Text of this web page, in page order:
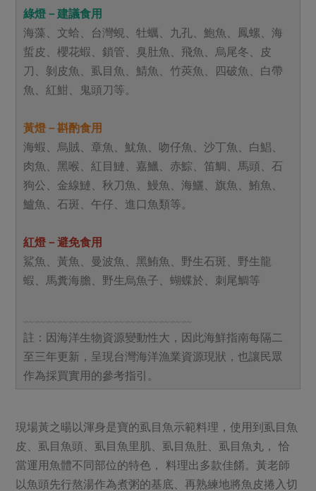
綠燈－建議食用
海藻、文蛤、台灣蜆、牡蠣、九孔、鮑魚、鳳螺、海
蜇皮、櫻花蝦、鎖管、臭肚魚、飛魚、烏尾冬、皮
刀、剝皮魚、虱目魚、鯖魚、竹莢魚、四破魚、白帶
魚、紅魽、鬼頭刀等。
黃燈－斟酌食用
海蝦、烏賊、章魚、魷魚、吻仔魚、沙丁魚、白鯧、
肉魚、黑喉、紅目鰱、嘉鱲、赤鯮、笛鯛、馬頭、石
狗公、金線鰱、秋刀魚、鰻魚、海鱺、旗魚、鮪魚、
鱸魚、石斑、午仔、進口魚類等。
紅燈－避免食用
鯊魚、黃魚、曼波魚、黑鮪魚、野生石斑、野生龍
蝦、馬糞海膽、野生烏魚子、蝴蝶於、刺尾鯛等
﹏﹏﹏﹏﹏﹏﹏﹏﹏﹏﹏﹏﹏﹏﹏
註：因海洋生物資源變動性大，因此海鮮指南每隔二
至三年更新，呈現台灣海洋漁業資源現狀，也讓民眾
作為採買實用的參考指引。
現場黃之暘以渾身是寶的虱目魚示範料理，使用到虱目魚
皮、虱目魚頭、虱目魚里肌、虱目魚肚、虱目魚丸， 恰
當運用魚體不同部位的特色， 料理出多款佳餚。黃老師
以魚頭先行熬湯作為煮粥的基底、再熟練地將魚皮捲入切